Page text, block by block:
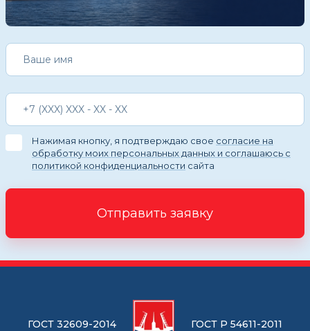
Нажимая кнопку, я подтверждаю свое согласие на
обработку моих персональных данных и соглашаюсь с
политикой конфиденциальности сайта
Отправить заявку
ГОСТ 32609-2014 ГОСТ Р 54611-2011